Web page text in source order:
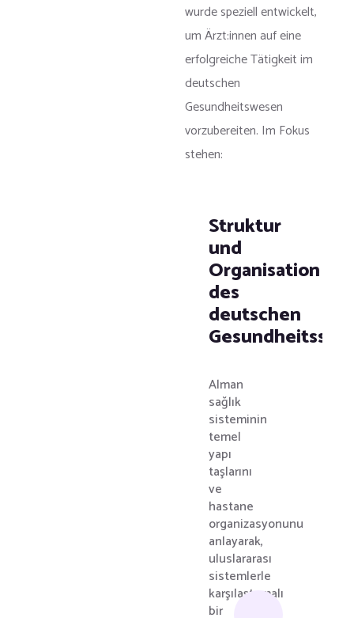
wurde speziell entwickelt,
um Ärzt:innen auf eine
erfolgreiche Tätigkeit im
deutschen
Gesundheitswesen
vorzubereiten. Im Fokus
stehen:
Struktur
und
Organisation
des
deutschen
Alman
sağlık
sisteminin
temel
yapı
taşlarını
ve
hastane
organizasyonunu
anlayarak,
uluslararası
sistemlerle
karşılaştırmalı
bir